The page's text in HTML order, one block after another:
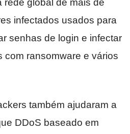
infectados usados para
senhas de login e infectar
com ransomware e vários
também ajudaram a
DDoS baseado em